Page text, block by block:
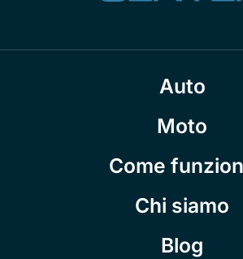
Auto
Moto
Come
Chi siamo
Blog